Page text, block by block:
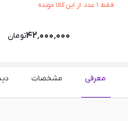
فقط ۱ عدد از این کالا مونده
۴۲٬۰۰۰٬۰۰۰تومان
معرفی مشخصات